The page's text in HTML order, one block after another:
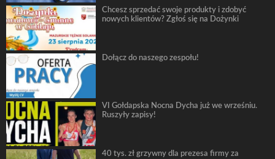
Chcesz sprzedać swoje produkty i zdobyć
nowych klientów? Zgłoś się na Dożynki
Dołącz do naszego zespołu!
VI Gołdapska Nocna Dycha już we wrześniu.
Ruszyły zapisy!
40 tys. zł grzywny dla prezesa firmy za